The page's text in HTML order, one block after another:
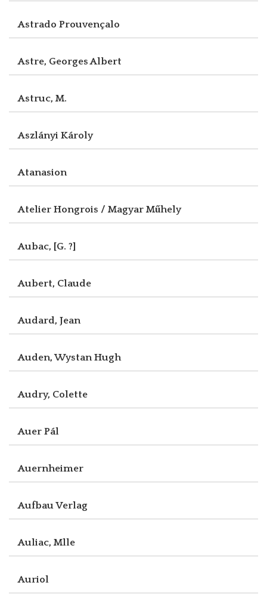
Astrado Prouvençalo
Astre, Georges Albert
Astruc, M.
Aszlányi Károly
Atanasion
Atelier Hongrois / Magyar Műhely
Aubac, [G. ?]
Aubert, Claude
Audard, Jean
Auden, Wystan Hugh
Audry, Colette
Auer Pál
Auernheimer
Aufbau Verlag
Auliac, Mlle
Auriol